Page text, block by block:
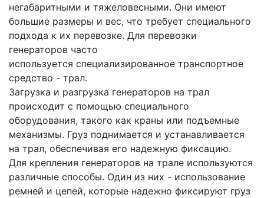
негабаритными и тяжеловесными. Они имеют
большие размеры и вес, что требует специального
подхода к их перевозке. Для перевозки
генераторов часто
используется специализированное транспортное
средство - трал.
Загрузка и разгрузка генераторов на трал
происходит с помощью специального
оборудования, такого как краны или подъемные
механизмы. Груз поднимается и устанавливается
на трал, обеспечивая его надежную фиксацию.
Для крепления генераторов на трале используются
различные способы. Один из них - использование
ремней и цепей, которые надежно фиксируют груз